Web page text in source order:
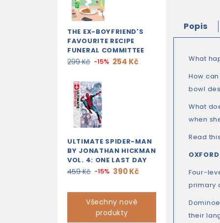
THE EX-BOYFRIEND'S
FAVOURITE RECIPE
FUNERAL COMMITTEE
299 Kč -15% 254 Kč
ULTIMATE SPIDER-MAN
BY JONATHAN HICKMAN
VOL. 4: ONE LAST DAY
459 Kč -15% 390 Kč
Všechny nové
produkty
Popis
What
How
bowl
What
when
Read
Four-
primary
their